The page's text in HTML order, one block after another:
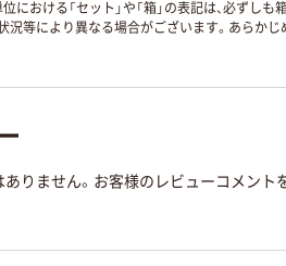
における「セット」や「箱」の表記は、必ずし
況等により異なる場合がございます。あらかじ
りません。お客様のレビューコメント